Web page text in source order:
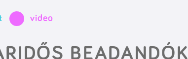
video
BEADANDÓK